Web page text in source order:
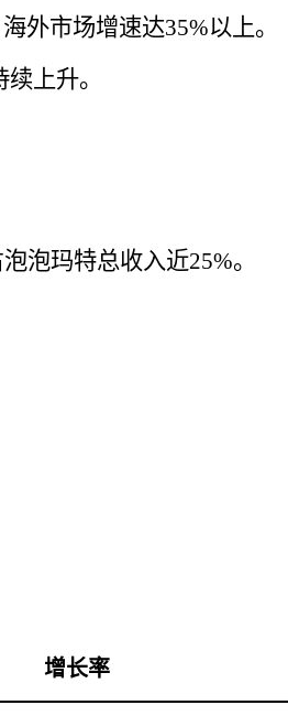
外市场增速达35%以上。
上升。
泡玛特总收入近25%。
增长率